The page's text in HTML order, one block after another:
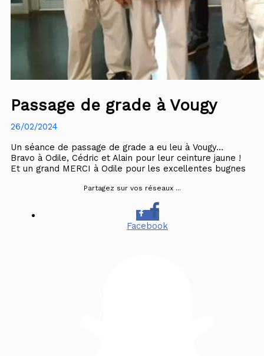
Passage de grade à Vougy
26/02/2024
Un séance de passage de grade a eu leu à Vougy…
Bravo à Odile, Cédric et Alain pour leur ceinture jaune !
Et un grand MERCI à Odile pour les excellentes bugnes
Partagez sur vos réseaux ...
Facebook